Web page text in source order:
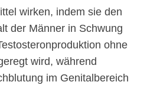
wirken, indem sie den
der Männer in Schwung
ohne
wird, während
im Genitalbereich